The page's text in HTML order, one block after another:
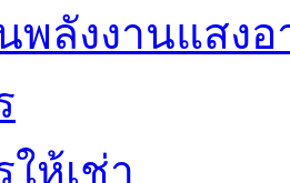
พลังงานแสง
ห้เช่า